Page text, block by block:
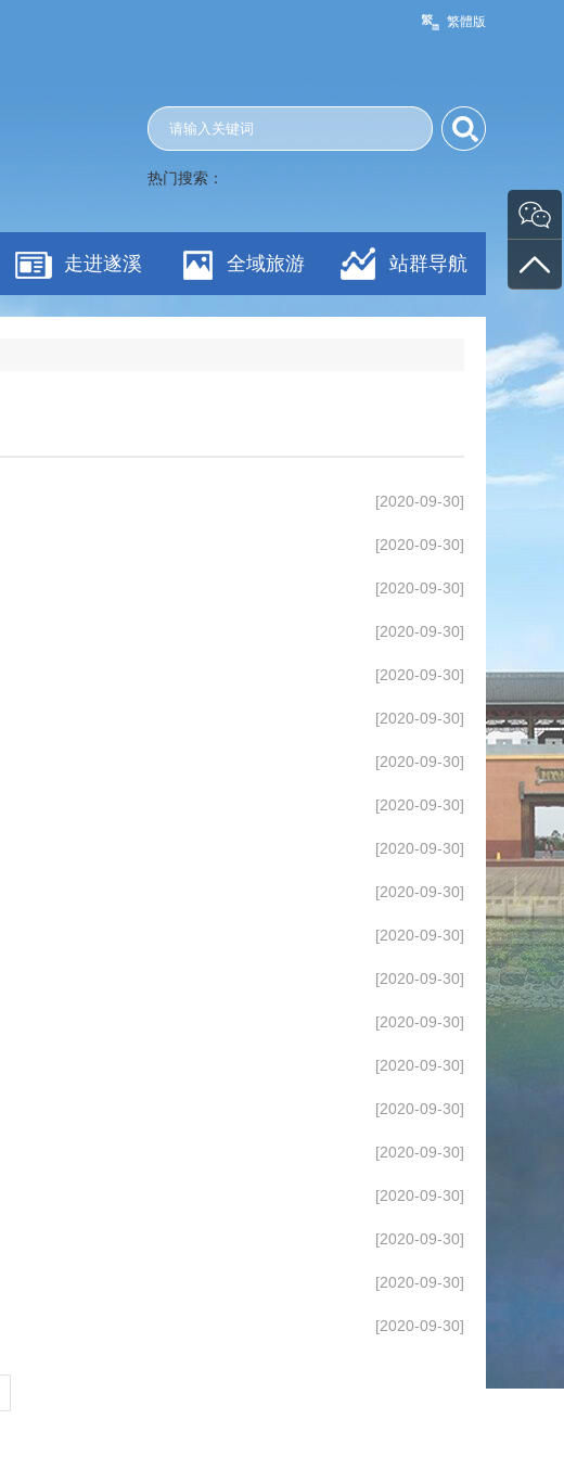
繁體版
热门搜索：
走进遂溪 全域旅游 站群导航
[2020-09-30]
[2020-09-30]
[2020-09-30]
[2020-09-30]
[2020-09-30]
[2020-09-30]
[2020-09-30]
[2020-09-30]
[2020-09-30]
[2020-09-30]
[2020-09-30]
[2020-09-30]
[2020-09-30]
[2020-09-30]
[2020-09-30]
[2020-09-30]
[2020-09-30]
[2020-09-30]
[2020-09-30]
[2020-09-30]